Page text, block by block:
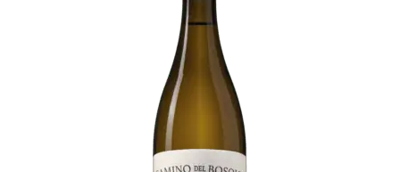
Wijnpakketten
Kleine flesjes
Magnums
Cadeaubonnen